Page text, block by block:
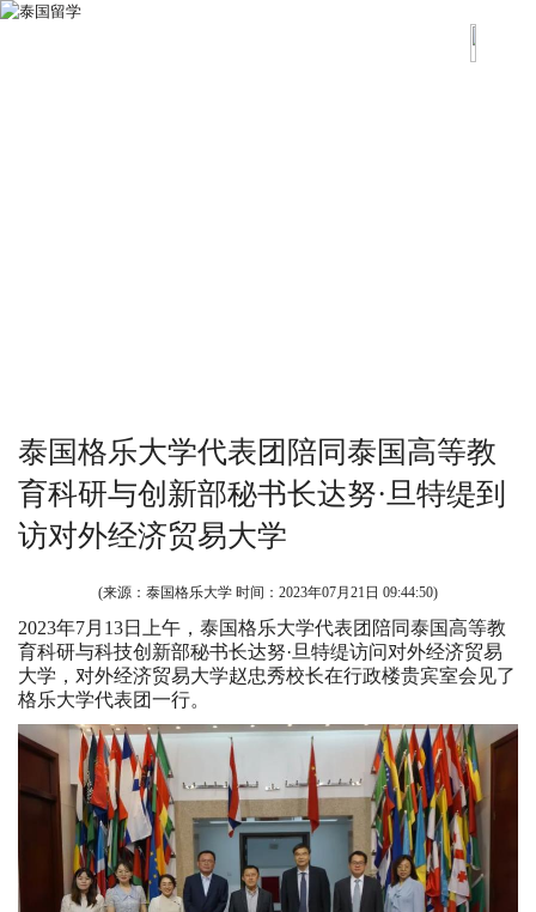
泰国格乐大学代表团陪同泰国高等教
育科研与创新部秘书长达努·旦特缇到
访对外经济贸易大学
(来源：泰国格乐大学 时间： 2023年07月21日 09:44:50)
2023年7月13日上午，泰国格乐大学代表团陪同泰国高等教
育科研与科技创新部秘书长达努·旦特缇访问对外经济贸易
大学，对外经济贸易大学赵忠秀校长在行政楼贵宾室会见了
格乐大学代表团一行。